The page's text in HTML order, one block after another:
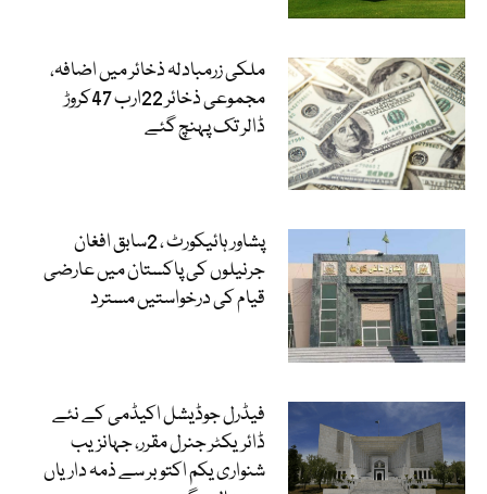
ملکی زرمبادلہ ذخائر میں اضافہ،
مجموعی ذخائر 22ارب 47کروڑ
ڈالر تک پہنچ گئے
پشاور ہائیکورٹ ، 2سابق افغان
جرنیلوں کی پاکستان میں عارضی
قیام کی درخواستیں مسترد
فیڈرل جوڈیشل اکیڈمی کے نئے
ڈائریکٹر جنرل مقرر، جہانزیب
شنواری یکم اکتوبر سے ذمہ داریاں